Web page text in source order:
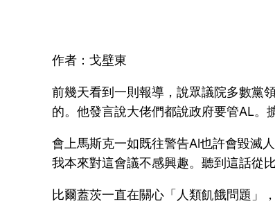
作者：戈壁東
前幾天看到一則報導，說眾議院多數黨
的。他發言說大佬們都說政府要管AL。
會上馬斯克一如既往警告Al也許會毀滅
我本來對這會議不感興趣。聽到這話從
比爾蓋茨一直在關心「人類飢餓問題」